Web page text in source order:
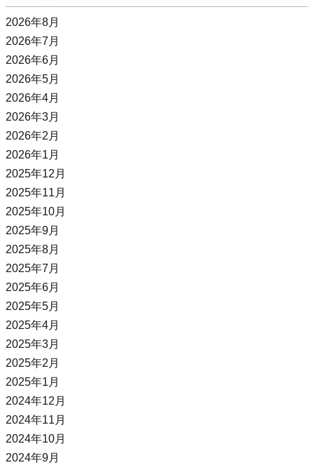
2026年8月
2026年7月
2026年6月
2026年5月
2026年4月
2026年3月
2026年2月
2026年1月
2025年12月
2025年11月
2025年10月
2025年9月
2025年8月
2025年7月
2025年6月
2025年5月
2025年4月
2025年3月
2025年2月
2025年1月
2024年12月
2024年11月
2024年10月
2024年9月